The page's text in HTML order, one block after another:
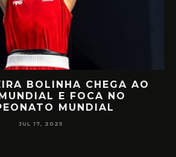
BOLINHA CHEGA AO
E FOCA NO
MUNDIAL
JUL 17, 2025